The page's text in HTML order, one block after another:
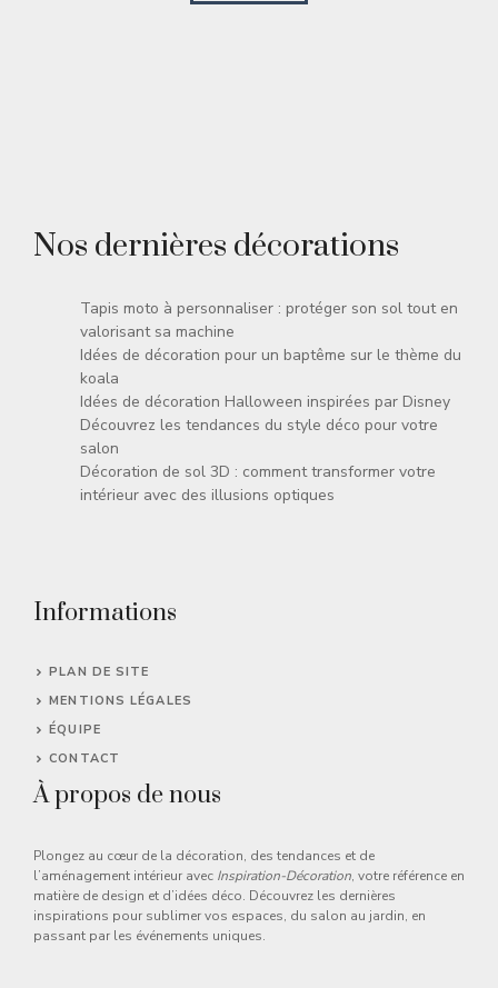
Nos dernières décorations
Tapis moto à personnaliser : protéger son sol tout en
valorisant sa machine
Idées de décoration pour un baptême sur le thème du
koala
Idées de décoration Halloween inspirées par Disney
Découvrez les tendances du style déco pour votre
salon
Décoration de sol 3D : comment transformer votre
intérieur avec des illusions optiques
Informations
PLAN DE SITE
MENTIONS LÉGALES
ÉQUIPE
CONTACT
À propos de nous
Plongez au cœur de la décoration, des tendances et de
l’aménagement intérieur avec Inspiration-Décoration, votre référence en
matière de design et d’idées déco. Découvrez les dernières
inspirations pour sublimer vos espaces, du salon au jardin, en
passant par les événements uniques.